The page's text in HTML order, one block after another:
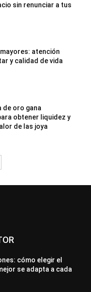
sin renunciar a tus
atención
y calidad de vida
de oro gana
obtener liquidez y
de las joya
cómo elegir el
se adapta a cada